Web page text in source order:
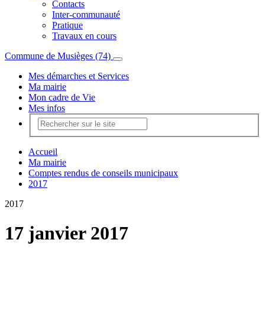
Contacts
Inter-communauté
Pratique
Travaux en cours
Commune de Musièges (74)
Mes démarches et Services
Ma mairie
Mon cadre de Vie
Mes infos
Accueil
Ma mairie
Comptes rendus de conseils municipaux
2017
2017
17 janvier 2017